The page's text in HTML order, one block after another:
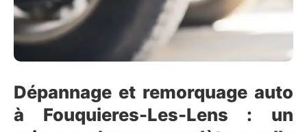
Dépannage et remorquage auto
à Fouquieres-Les-Lens : un